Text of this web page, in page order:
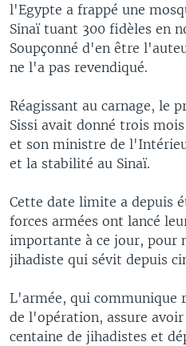
l'Egypte a frappé une
Sinaï tuant 300 fidèles en
Soupçonné d'en être
ne l'a pas revendiqué.
Réagissant au carnage, le
Sissi avait donné trois
et son ministre de
et la stabilité au Sinaï.
Cette date limite a depuis
forces armées ont lancé
importante à ce jour,
jihadiste qui sévit depuis
L'armée, qui communique
de l'opération, assure
centaine de jihadistes et